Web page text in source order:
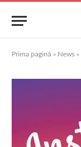
Prima pagină » News »